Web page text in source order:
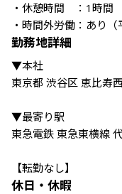
・休憩時間　：1時間
勤務地詳細
▼本社
東京都 渋谷区 恵比寿
▼最寄り駅
東急電鉄 東急東横線
【転勤なし】
休日・休暇